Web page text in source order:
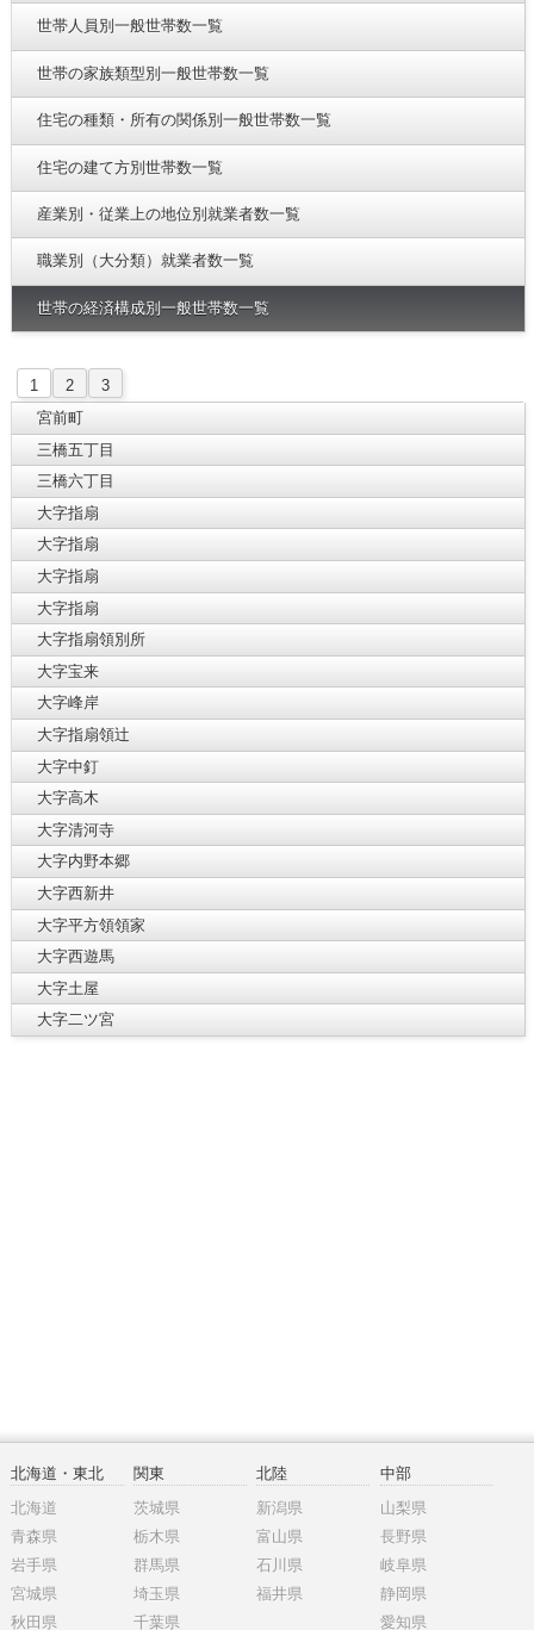
世帯人員別一般世帯数一覧
世帯の家族類型別一般世帯数一覧
住宅の種類・所有の関係別一般世帯数一覧
住宅の建て方別世帯数一覧
産業別・従業上の地位別就業者数一覧
職業別（大分類）就業者数一覧
世帯の経済構成別一般世帯数一覧
1 2
3
宮前町
三橋五丁目
三橋六丁目
大字指扇
大字指扇
大字指扇
大字指扇
大字指扇領別所
大字宝来
大字峰岸
大字指扇領辻
大字中釘
大字高木
大字清河寺
大字内野本郷
大字西新井
大字平方領領家
大字西遊馬
大字土屋
大字二ツ宮
北海道・東北
北海道
青森県
岩手県
宮城県
秋田県
関東
茨城県
栃木県
群馬県
埼玉県
千葉県
北陸
新潟県
富山県
石川県
福井県
中部
山梨県
長野県
岐阜県
静岡県
愛知県